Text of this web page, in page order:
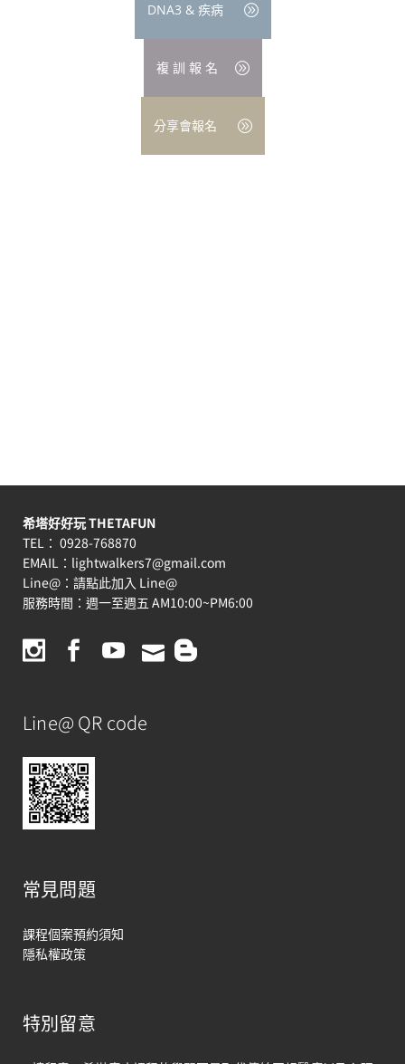
DNA3 & 疾病
複 訓 報 名
分享會報名
希塔好好玩 THETAFUN
TEL： 0928-768870
EMAIL： lightwalkers7@gmail.com
Line@： 請點此加入 Line@
服務時間：週一至週五 AM10:00~PM6:00
Line@ QR code
常見問題
課程個案預約須知
隱私權政策
特別留意